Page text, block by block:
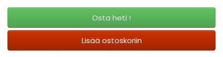
Osta heti !
Lisää ostoskoriin